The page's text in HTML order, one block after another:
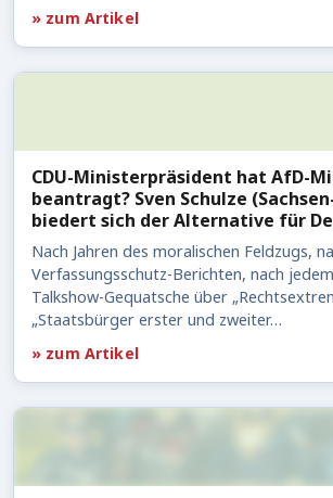
» zum Artikel
CDU-Ministerpräsident hat AfD-
beantragt? Sven Schulze
biedert sich der Alternative für
Nach Jahren des moralischen Feldzugs,
Verfassungsschutz-Berichten, nach
Talkshow-Gequatsche über
„Staatsbürger erster und zweiter…
» zum Artikel